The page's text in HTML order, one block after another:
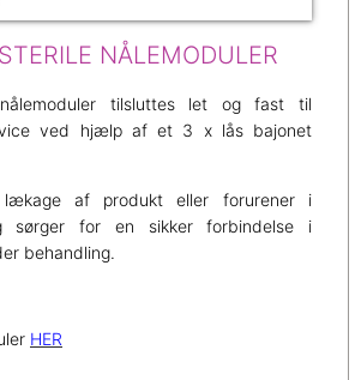
NÅLEMODULER
tilsluttes let og fast til
ved hjælp af et 3 x lås bajonet
lækage af produkt eller forurener i
sørger for en sikker forbindelse i
behandling.
HER